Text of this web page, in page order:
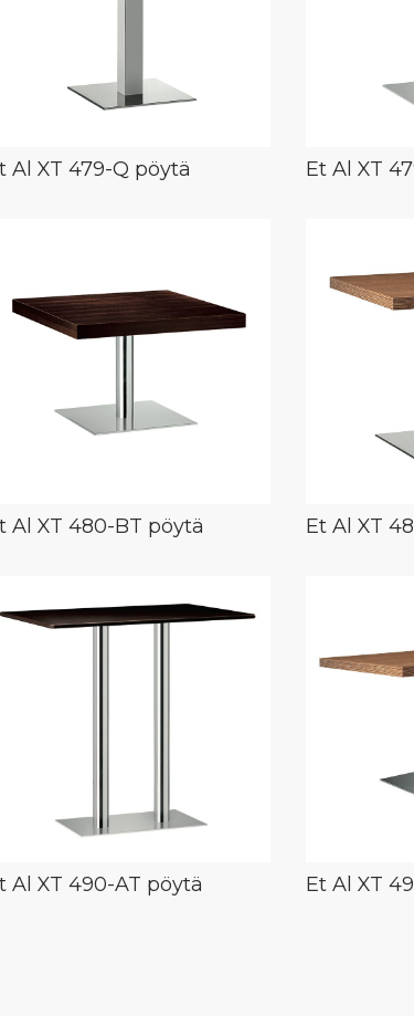
Al XT 479-Q pöytä Et Al XT
Al XT 480-BT pöytä Et Al XT
Al XT 490-AT pöytä Et Al XT